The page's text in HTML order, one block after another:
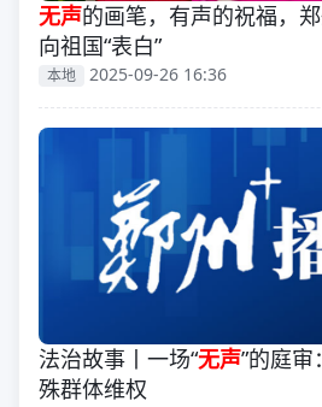
无声的画笔，有声的祝福，
向祖国“表白”
本地 2025-09-26 16:36
法治故事丨一场“无声”的庭
殊群体维权